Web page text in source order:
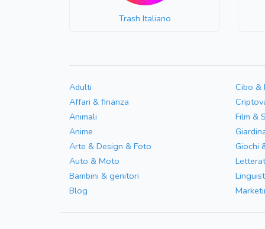
Trash Italiano
Adulti
Affari & finanza
Animali
Anime
Arte & Design & Foto
Auto & Moto
Bambini & genitori
Blog
Cibo &
Film &
Giochi